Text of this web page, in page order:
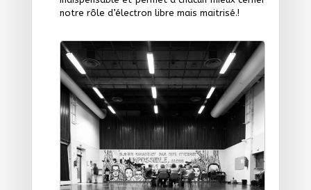
notre rôle d’électron libre mais maitrisé.!